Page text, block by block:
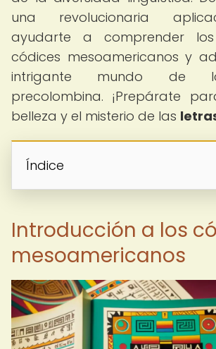
una revolucionaria
ayudarte a comprender los
códices mesoamericanos y
intrigante mundo de
precolombina. ¡Prepárate
belleza y el misterio de las
Índice
Introducción a los
mesoamericanos